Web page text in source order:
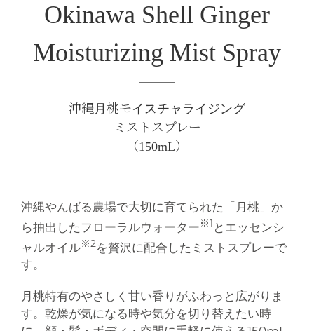
Okinawa Shell Ginger
Moisturizing Mist Spray
沖縄月桃モイスチャライジング
ミストスプレー
（150mL）
沖縄やんばる農場で大切に育てられた「月桃」か
ら抽出したフローラルウォーター※1 とエッセンシ
ャルオイル※2を贅沢に配合したミストスプレーで
す。
月桃特有のやさしく甘い香りがふわっと広がりま
す。乾燥が気になる時や気分を切り替えたい時